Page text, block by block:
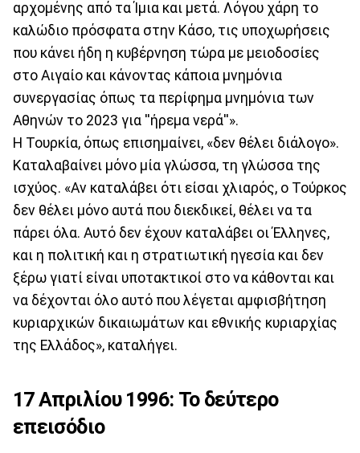
αρχομένης από τα Ίμια και μετά. Λόγου χάρη το
καλώδιο πρόσφατα στην Κάσο, τις υποχωρήσεις
που κάνει ήδη η κυβέρνηση τώρα με μειοδοσίες
στο Αιγαίο και κάνοντας κάποια μνημόνια
συνεργασίας όπως τα περίφημα μνημόνια των
Αθηνών το 2023 για ''ήρεμα νερά''».
Η Τουρκία, όπως επισημαίνει, «δεν θέλει διάλογο».
Καταλαβαίνει μόνο μία γλώσσα, τη γλώσσα της
ισχύος. «Αν καταλάβει ότι είσαι χλιαρός, ο Τούρκος
δεν θέλει μόνο αυτά που διεκδικεί, θέλει να τα
πάρει όλα. Αυτό δεν έχουν καταλάβει οι Έλληνες,
και η πολιτική και η στρατιωτική ηγεσία και δεν
ξέρω γιατί είναι υποτακτικοί στο να κάθονται και
να δέχονται όλο αυτό που λέγεται αμφισβήτηση
κυριαρχικών δικαιωμάτων και εθνικής κυριαρχίας
της Ελλάδος», καταλήγει.
17 Απριλίου 1996: Το δεύτερο
επεισόδιο